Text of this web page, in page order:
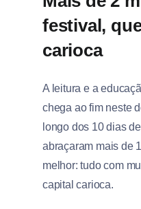
festival,
carioca
A leitura e a
chega ao fim neste
longo dos 10 dias
abraçaram mais de
melhor: tudo com
capital carioca.